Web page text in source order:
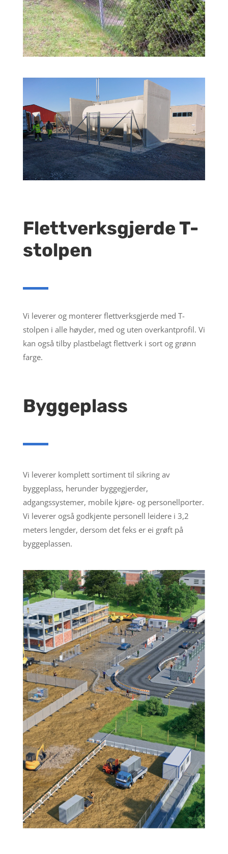
Flettverksgjerde T-
stolpen
Vi leverer og monterer flettverksgjerde med T-
stolpen i alle høyder, med og uten overkantprofil. Vi
kan også tilby plastbelagt flettverk i sort og grønn
farge.
Byggeplass
Vi leverer komplett sortiment til sikring av
byggeplass, herunder byggegjerder,
adgangssystemer, mobile kjøre- og personellporter.
Vi leverer også godkjente personell leidere i 3,2
meters lengder, dersom det feks er ei grøft på
byggeplassen.